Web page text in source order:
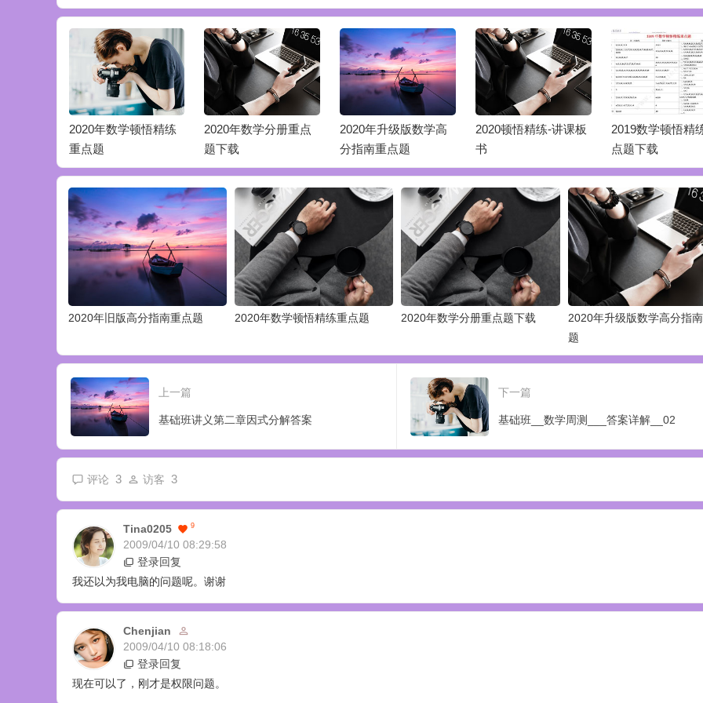
2020年数学顿悟精练
重点题
2020年数学分册重点
题下载
2020年升级版数学高
分指南重点题
2020顿悟精练-讲课板
书
2019数学顿悟精
点题下载
2020年旧版高分指南重点题 2020年数学顿悟精练重点题 2020年数学分册重点题下载
2020年升级版数学高分指
题
上一篇
基础班讲义第二章因式分解答案
下一篇
基础班__数学周测___答案详解__02
评论 3 访客 3
Tina0205 9
2009/04/10 08:29:58
登录回复
我还以为我电脑的问题呢。谢谢
Chenjian
2009/04/10 08:18:06
登录回复
现在可以了，刚才是权限问题。